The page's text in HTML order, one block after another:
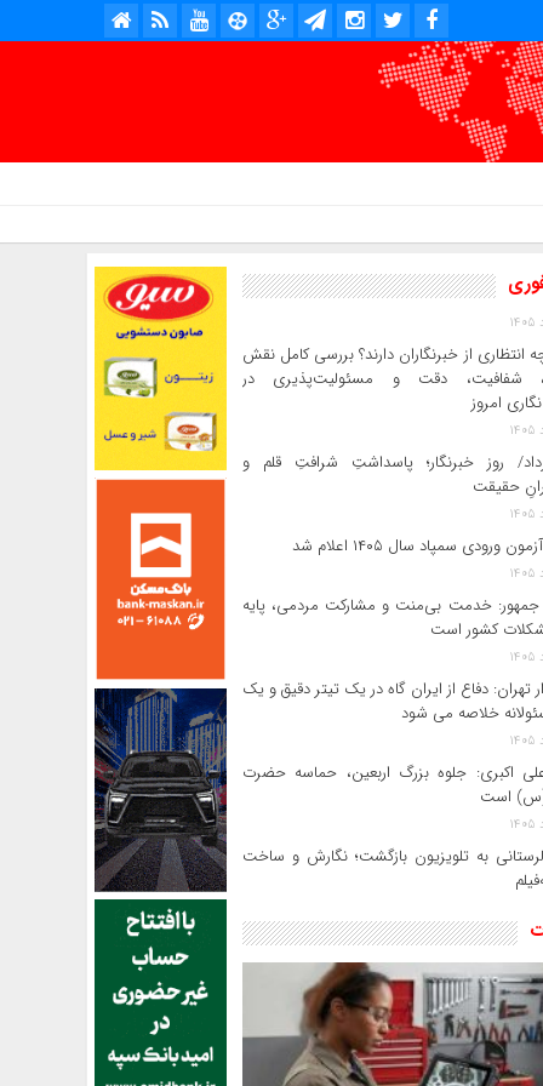
انتظاری از خبرنگاران دارند؟ بررسی کامل نقش
شفافیت، دقت و مسئولیت‌پذیری در
امروز
روز خبرنگار؛ پاسداشتِ شرافتِ قلم و
حقیقت
ورودی سمپاد سال ۱۴۰۵ اعلام شد
خدمت بی‌منت و مشارکت مردمی، پایه
کشور است
تهران: دفاع از ایران گاه در یک تیتر دقیق و یک
خلاصه می شود
اکبری: جلوه بزرگ اربعین، حماسه حضرت
است
لرستانی به تلویزیون بازگشت؛ نگارش و ساخت